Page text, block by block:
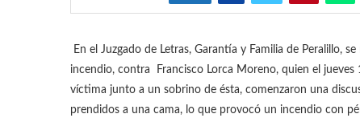
En el Juzgado de Letras, Garantía y Familia de Peralillo,
incendio, contra Francisco Lorca Moreno, quien el
víctima junto a un sobrino de ésta, comenzaron una
prendidos a una cama, lo que provocó un incendio con